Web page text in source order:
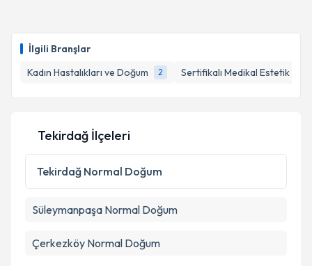
İlgili Branşlar
Kadın Hastalıkları ve Doğum
2 Sertifikalı Medikal Estetik
Tekirdağ İlçeleri
Tekirdağ Normal Doğum
Süleymanpaşa Normal Doğum
Çerkezköy Normal Doğum